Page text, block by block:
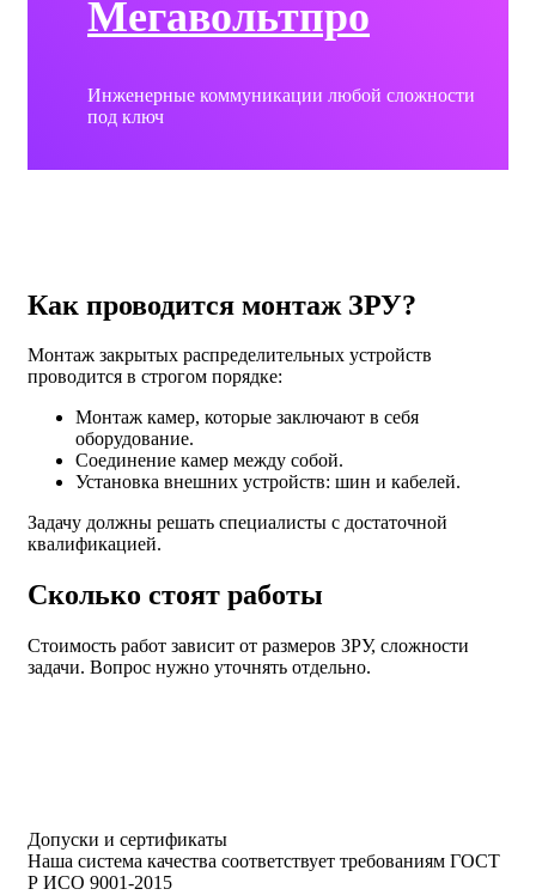
Мегавольтпро
Инженерные коммуникации любой сложности
под ключ
Как проводится монтаж ЗРУ?
Монтаж закрытых распределительных устройств
проводится в строгом порядке:
Монтаж камер, которые заключают в себя
оборудование.
Соединение камер между собой.
Установка внешних устройств: шин и кабелей.
Задачу должны решать специалисты с достаточной
квалификацией.
Сколько стоят работы
Стоимость работ зависит от размеров ЗРУ, сложности
задачи. Вопрос нужно уточнять отдельно.
Допуски и сертификаты
Наша система качества соответствует требованиям ГОСТ
Р ИСО 9001-2015